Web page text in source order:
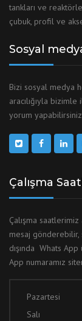
tankları ve
çubuk, profil ve
Sosyal
Bizi sosyal medya
aracılığıyla
yorum
Çalışma
Çalışma
mesaj gönderebilir,
dışında Whats App
App numaramız
Pazartesi
Salı